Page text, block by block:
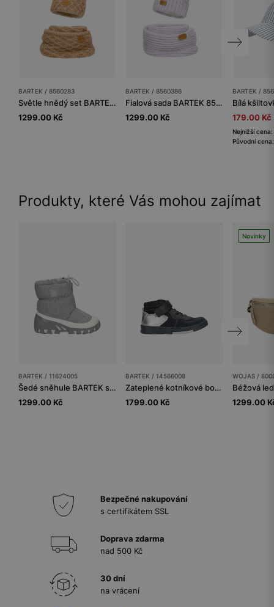
BARTEK / 8560283
Světle hnědý set BARTEK 85602-83 z merino vlny - čepice + nákrčník
1299.00 Kč
BARTEK / 8560386
Fialová sada BARTEK 85603-86 s merino vlnou - čepice se dvěma bambulkami a nákrčník
1299.00 Kč
BARTEK /
179.00 Kč
Nejnižší
Původní
Produkty, které Vás mohou zajímat
BARTEK / 11624005
Šedé sněhule BARTEK se zipem 11624005
1299.00 Kč
BARTEK / 14566008
Zateplené kotníkové boty BARTEK 14566008, pro dívky, tmavě modro-stříbrné
1799.00 Kč
Novinky
WOJAS /
1299.00
Bezpečné nakupování
s certifikátem SSL
Doprava zdarma
nad 500 Kč
30 dní
na vrácení